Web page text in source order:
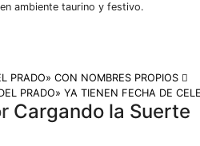
ambiente taurino y festivo.
PRADO» CON NOMBRES PROPIOS
PRADO» YA TIENEN FECHA DE
Cargando la Suerte